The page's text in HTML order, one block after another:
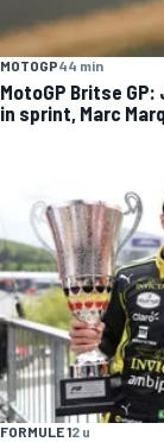
MOTOGP44 min
MotoGP Britse
in sprint, Marc
FORMULE 12 u